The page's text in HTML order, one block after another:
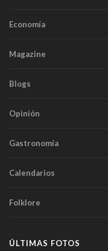
Economía
Magazine
Blogs
Opinión
Gastronomía
Calendarios
Folklore
ÚLTIMAS FOTOS